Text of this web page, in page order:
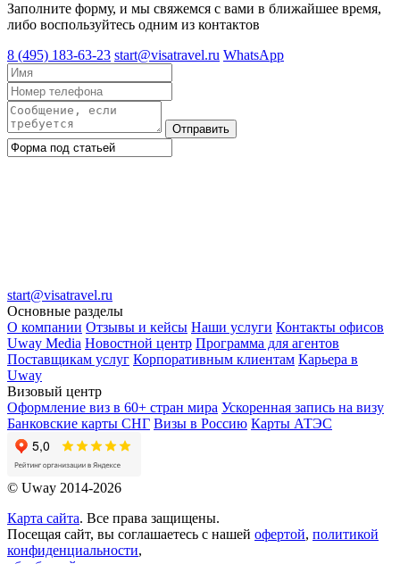
Заполните форму, и мы свяжемся с вами в ближайшее время,
либо воспользуйтесь одним из контактов
8 (495) 183-63-23 start@visatravel.ru WhatsApp
Отправить
start@visatravel.ru
Основные разделы
О компании Отзывы и кейсы Наши услуги Контакты офисов
Uway Media Новостной центр Программа для агентов
Поставщикам услуг Корпоративным клиентам Карьера в
Uway
Визовый центр
Оформление виз в 60+ стран мира Ускоренная запись на визу
Банковские карты СНГ Визы в Россию Карты АТЭС
© Uway 2014-2026
Карта сайта. Все права защищены.
Посещая сайт, вы соглашаетесь с нашей офертой, политикой
конфиденциальности,